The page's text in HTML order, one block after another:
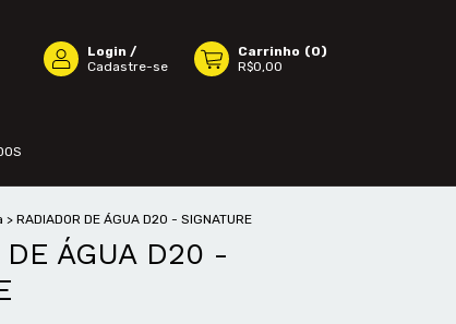
Login /
Cadastre-se
Carrinho (0)
R$0,00
> RADIADOR DE ÁGUA D20 - SIGNATURE
DE ÁGUA D20 -